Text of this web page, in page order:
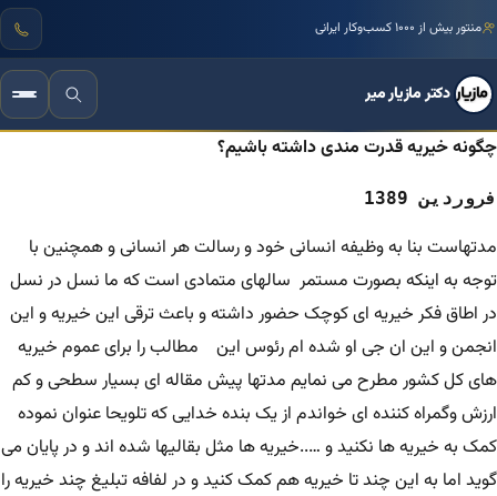
منتور بیش از ۱۰۰۰ کسب‌وکار ایرانی
دکتر مازیار میر
چگونه خیریه قدرت مندی داشته باشیم؟
فروردین 1389
مدتهاست بنا به وظیفه انسانی خود و رسالت هر انسانی و همچنین با
توجه به اینکه بصورت مستمر سالهای متمادی است که ما نسل در نسل
در اطاق فکر خیریه ای کوچک حضور داشته و باعث ترقی این خیریه و این
انجمن و این ان جی او شده ام رئوس این مطالب را برای عموم خیریه
های کل کشور مطرح می نمایم مدتها پیش مقاله ای بسیار سطحی و کم
ارزش وگمراه کننده ای خواندم از یک بنده خدایی که تلویحا عنوان نموده
کمک به خیریه ها نکنید و …..خیریه ها مثل بقالیها شده اند و در پایان می
گوید اما به این چند تا خیریه هم کمک کنید و در لفافه تبلیغ چند خیریه را